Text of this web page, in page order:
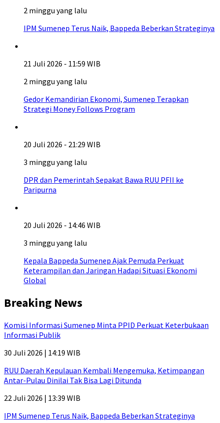
2 minggu yang lalu
IPM Sumenep Terus Naik, Bappeda Beberkan Strateginya
21 Juli 2026 - 11:59 WIB
2 minggu yang lalu
Gedor Kemandirian Ekonomi, Sumenep Terapkan
Strategi Money Follows Program
20 Juli 2026 - 21:29 WIB
3 minggu yang lalu
DPR dan Pemerintah Sepakat Bawa RUU PFII ke
Paripurna
20 Juli 2026 - 14:46 WIB
3 minggu yang lalu
Kepala Bappeda Sumenep Ajak Pemuda Perkuat
Keterampilan dan Jaringan Hadapi Situasi Ekonomi
Global
Breaking News
Komisi Informasi Sumenep Minta PPID Perkuat Keterbukaan
Informasi Publik
30 Juli 2026 | 14:19 WIB
RUU Daerah Kepulauan Kembali Mengemuka, Ketimpangan
Antar-Pulau Dinilai Tak Bisa Lagi Ditunda
22 Juli 2026 | 13:39 WIB
IPM Sumenep Terus Naik, Bappeda Beberkan Strateginya